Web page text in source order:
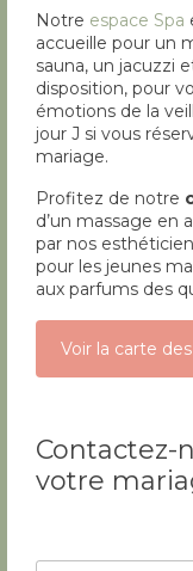
Notre espace Spa
accueille pour un
sauna, un jacuzzi
disposition, pour
émotions de la
jour J si vous
mariage.
Profitez de notre
d’un massage en
par nos
pour les jeunes
aux parfums des
Voir la carte
Contactez-
votre